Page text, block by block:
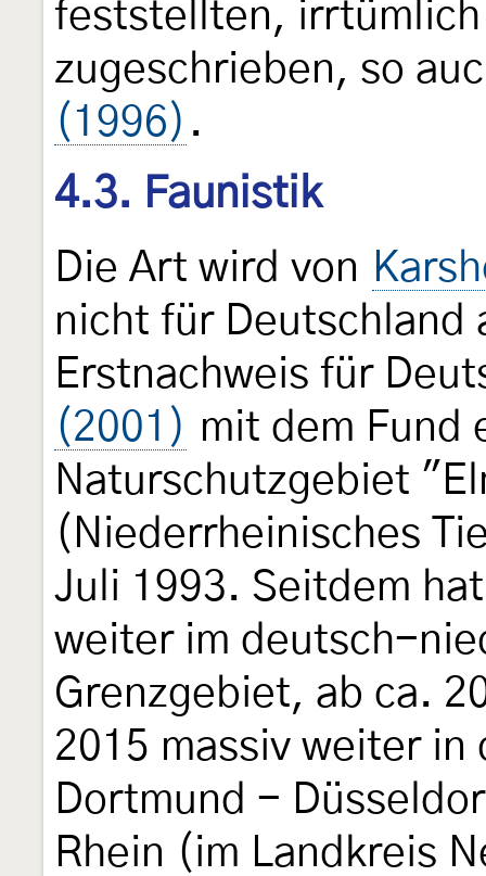
feststellten,
zugeschrieben, so
(1996) .
4.3. Faunistik
Die Art wird von
nicht für Deutschland
Erstnachweis für
(2001) mit dem Fund
Naturschutzgebiet
(Niederrheinisches
Juli 1993. Seitdem
weiter im deutsch-
Grenzgebiet, ab ca.
2015 massiv weiter
Dortmund -
Rhein (im Landkreis